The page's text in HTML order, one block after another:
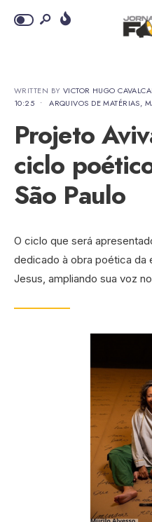
WRITTEN BY VICTOR HUGO
10:25 • ARQUIVOS DE MATÉRIAS,
Projeto
ciclo
São Paulo
O ciclo que será
dedicado à obra poética da
Jesus, ampliando sua voz